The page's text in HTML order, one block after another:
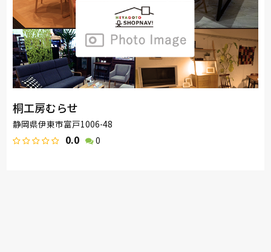
桐工房むらせ
静岡県伊東市富戸1006-48
0.0 0